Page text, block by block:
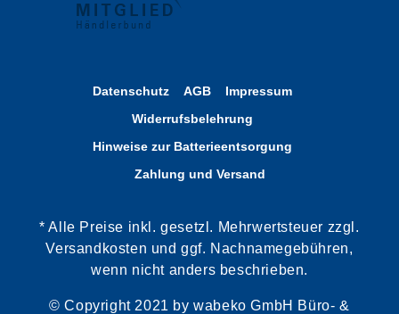
Datenschutz AGB
Impressum
Widerrufsbelehrung
Hinweise zur Batterieentsorgung
Zahlung und Versand
* Alle Preise inkl. gesetzl. Mehrwertsteuer zzgl.
Versandkosten und ggf. Nachnamegebühren,
wenn nicht anders beschrieben.
© Copyright 2021 by wabeko GmbH Büro- &